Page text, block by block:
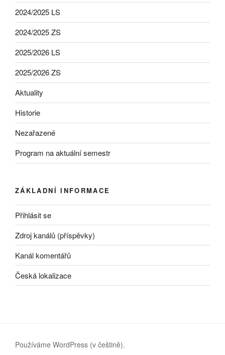
2024/2025 LS
2024/2025 ZS
2025/2026 LS
2025/2026 ZS
Aktuality
Historie
Nezařazené
Program na aktuální semestr
ZÁKLADNÍ INFORMACE
Přihlásit se
Zdroj kanálů (příspěvky)
Kanál komentářů
Česká lokalizace
Používáme WordPress (v češtině).